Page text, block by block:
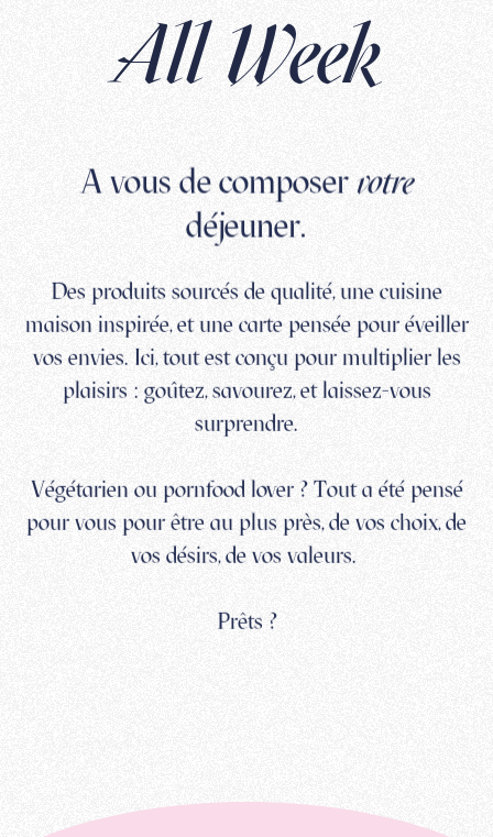
All Week
A vous de composer votre
déjeuner.
Des produits sourcés de qualité, une cuisine
maison inspirée, et une carte pensée pour éveiller
vos envies. Ici, tout est conçu pour multiplier les
plaisirs : goûtez, savourez, et laissez-vous
surprendre.
Végétarien ou pornfood lover ? Tout a été pensé
pour vous pour être au plus près, de vos choix, de
vos désirs, de vos valeurs.
Prêts ?